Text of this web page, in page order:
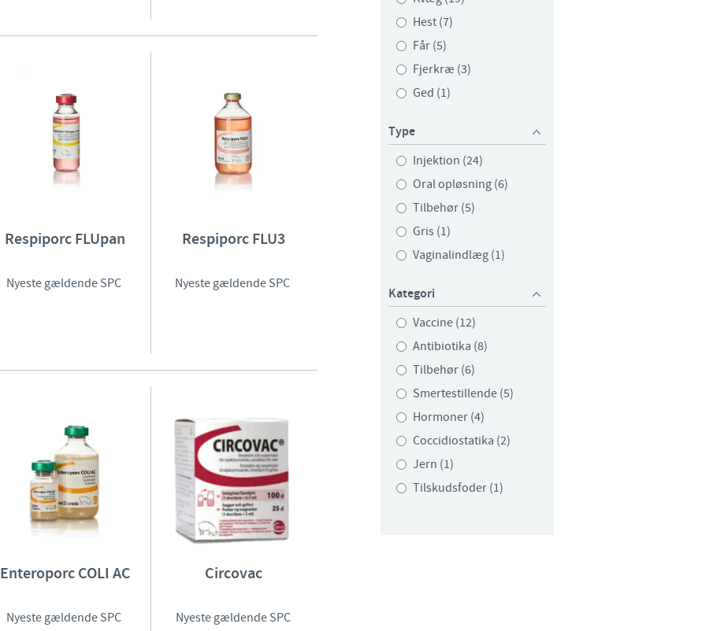
Regulatory constraints and medical practices vary from country to country. Consequently, the
information provided on the site in which you enter may not be suitable for use in your
Hest (7)
Får (5)
Fjerkræ (3)
Ged (1)
Type
Injektion (24)
Oral opløsning (6)
Tilbehør (5)
Gris (1)
Vaginalindlæg (1)
Kategori
Vaccine (12)
Antibiotika (8)
Tilbehør (6)
Smertestillende (5)
Hormoner (4)
Coccidiostatika (2)
Jern (1)
Tilskudsfoder (1)
Respiporc FLUpan
Nyeste gældende SPC
Respiporc FLU3
Nyeste gældende SPC
Enteroporc COLI AC
Nyeste gældende SPC
Circovac
Nyeste gældende SPC